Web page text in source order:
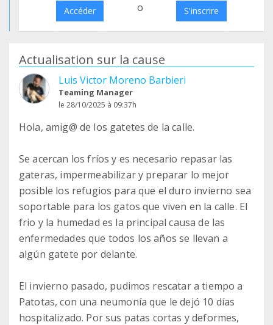
Accéder o S'inscrire
Actualisation sur la cause
Luis Victor Moreno Barbieri
Teaming Manager
le 28/10/2025 à 09:37h
Hola, amig@ de los gatetes de la calle.
Se acercan los fríos y es necesario repasar las
gateras, impermeabilizar y preparar lo mejor
posible los refugios para que el duro invierno sea
soportable para los gatos que viven en la calle. El
frio y la humedad es la principal causa de las
enfermedades que todos los años se llevan a
algún gatete por delante.
El invierno pasado, pudimos rescatar a tiempo a
Patotas, con una neumonía que le dejó 10 días
hospitalizado. Por sus patas cortas y deformes,